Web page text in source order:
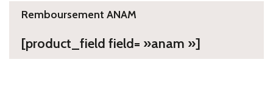
Remboursement ANAM
[product_field field= »anam »]